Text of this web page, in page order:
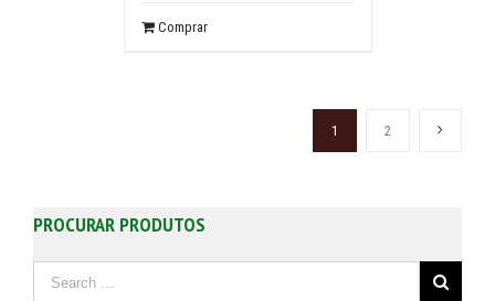
Comprar
1 2
PROCURAR PRODUTOS